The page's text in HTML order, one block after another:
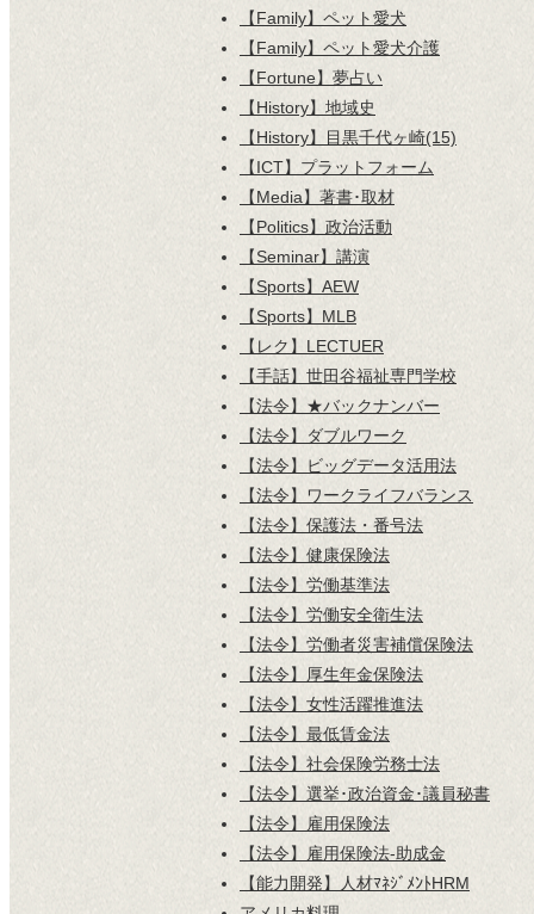
【Family】ペット愛犬
【Family】ペット愛犬介護
【Fortune】夢占い
【History】地域史
【History】目黒千代ヶ崎(15)
【ICT】プラットフォーム
【Media】著書･取材
【Politics】政治活動
【Seminar】講演
【Sports】AEW
【Sports】MLB
【レク】LECTUER
【手話】世田谷福祉専門学校
【法令】★バックナンバー
【法令】ダブルワーク
【法令】ビッグデータ活用法
【法令】ワークライフバランス
【法令】保護法・番号法
【法令】健康保険法
【法令】労働基準法
【法令】労働安全衛生法
【法令】労働者災害補償保険法
【法令】厚生年金保険法
【法令】女性活躍推進法
【法令】最低賃金法
【法令】社会保険労務士法
【法令】選挙･政治資金･議員秘書
【法令】雇用保険法
【法令】雇用保険法-助成金
【能力開発】人材ﾏﾈｼﾞﾒﾝﾄHRM